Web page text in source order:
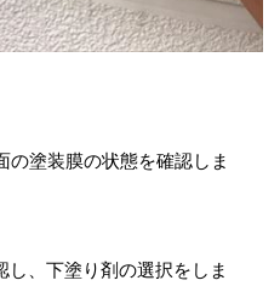
の塗装膜の状態を確認しま
、下塗り剤の選択をしま